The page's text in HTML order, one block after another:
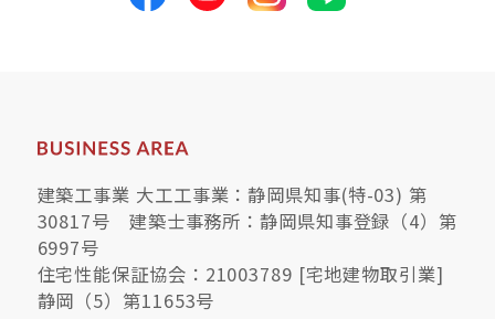
建築工事業 大工工事業：静岡県知事(特-03) 第
30817号 建築士事務所：静岡県知事登録（4）第
6997号
住宅性能保証協会：21003789 [宅地建物取引業]
静岡（5）第11653号